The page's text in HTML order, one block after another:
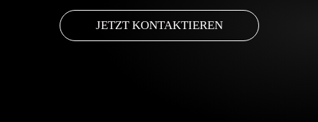
JETZT KONTAKTIEREN